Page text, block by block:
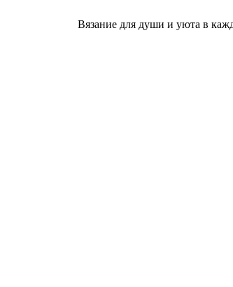
Вязание для души и уюта в